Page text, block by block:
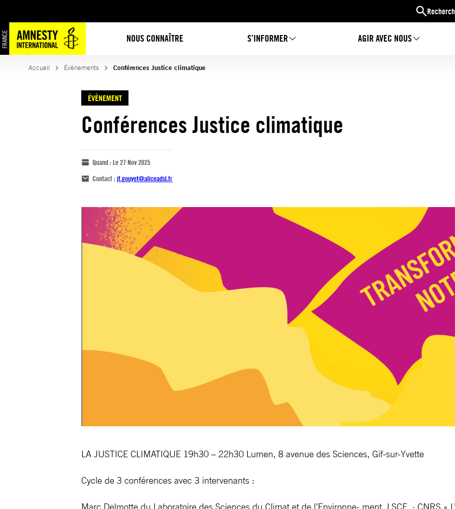
NOUS CONNAÎTRE S’INFORMER AGIR AVEC NOUS
Accueil Évènements Conférences Justice climatique
ÉVÈNEMENT
Conférences Justice climatique
Quand :Le 27 Nov 2025
Contact :jf.gouyet@aliceadsl.fr
LA JUSTICE CLIMATIQUE 19h30 – 22h30 Lumen, 8 avenue des Sciences, Gif-sur-Yvette
Cycle de 3 conférences avec 3 intervenants :
Marc Delmotte du Laboratoire des Sciences du Climat et de l’Environne- ment, LSCE. · CNRS «